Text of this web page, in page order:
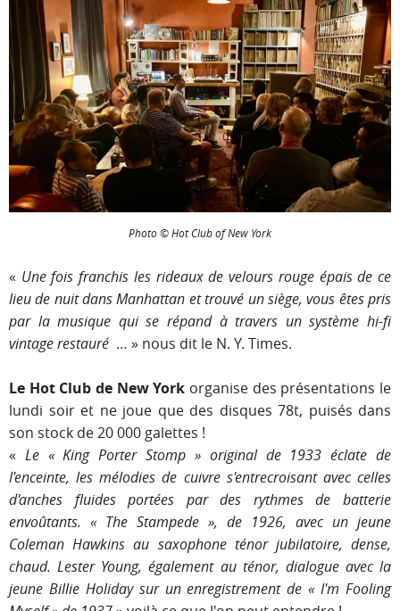
Photo © Hot Club of New York
« Une fois franchis les rideaux de velours rouge épais de ce
lieu de nuit dans Manhattan et trouvé un siège, vous êtes pris
par la musique qui se répand à travers un système hi-fi
vintage restauré … » nous dit le N. Y. Times.
Le Hot Club de New York organise des présentations le
lundi soir et ne joue que des disques 78t, puisés dans
son stock de 20 000 galettes !
« Le « King Porter Stomp » original de 1933 éclate de
l'enceinte, les mélodies de cuivre s'entrecroisant avec celles
d'anches fluides portées par des rythmes de batterie
envoûtants. « The Stampede », de 1926, avec un jeune
Coleman Hawkins au saxophone ténor jubilatoire, dense,
chaud. Lester Young, également au ténor, dialogue avec la
jeune Billie Holiday sur un enregistrement de « I'm Fooling